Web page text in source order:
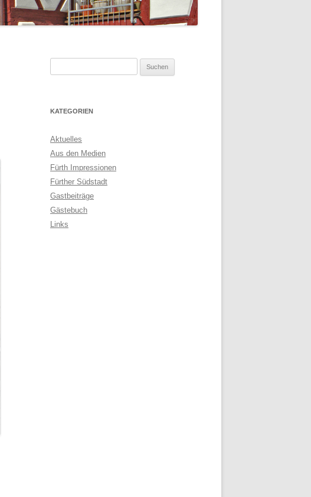
KATEGORIEN
Aktuelles
Aus den Medien
Fürth Impressionen
Fürther Südstadt
Gastbeiträge
Gästebuch
Links